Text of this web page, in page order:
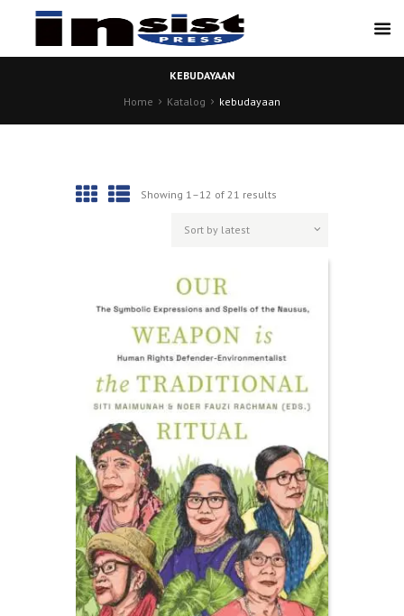
KEBUDAYAAN
Home
Katalog kebudayaan
Showing 1–12 of 21 results